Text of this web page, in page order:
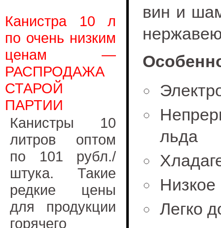
Канистра 10 л
по очень низким
ценам —
РАСПРОДАЖА
СТАРОЙ
ПАРТИИ
Канистры 10
литров оптом
по 101 рубл./
штука. Такие
редкие цены
для продукции
горячего
вин и
льда
Низкое
Легко